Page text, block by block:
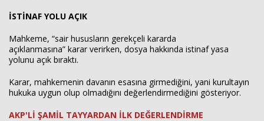
İSTİNAF YOLU AÇIK
Mahkeme, “sair hususların gerekçeli kararda
açıklanmasına” karar verirken, dosya hakkında istinaf yasa
yolunu açık bıraktı.
Karar, mahkemenin davanın esasına girmediğini, yani kurultayın
hukuka uygun olup olmadığını değerlendirmediğini gösteriyor.
AKP'Lİ ŞAMİL TAYYARDAN İLK DEĞERLENDİRME